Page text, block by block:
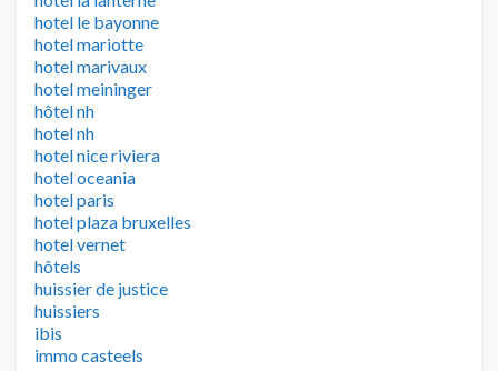
hotel le bayonne
hotel mariotte
hotel marivaux
hotel meininger
hôtel nh
hotel nh
hotel nice riviera
hotel oceania
hotel paris
hotel plaza bruxelles
hotel vernet
hôtels
huissier de justice
huissiers
ibis
immo casteels